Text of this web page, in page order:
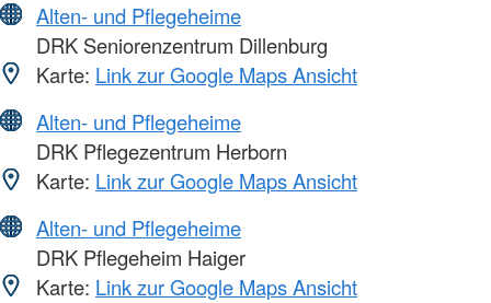
Alten- und Pflegeheime
DRK Seniorenzentrum Dillenburg
Karte: Link zur Google Maps Ansicht
Alten- und Pflegeheime
DRK Pflegezentrum Herborn
Karte: Link zur Google Maps Ansicht
Alten- und Pflegeheime
DRK Pflegeheim Haiger
Karte: Link zur Google Maps Ansicht